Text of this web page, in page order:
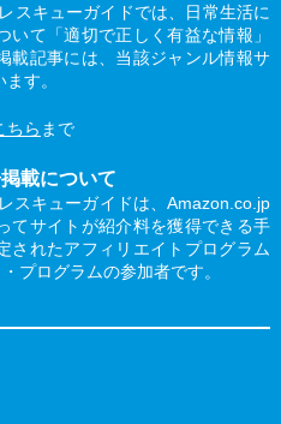
スキューガイドでは、日常生活に
て「適切で正しく有益な情報」
載記事には、当該ジャンル情報サ
す。
ちら まで
載について
スキューガイドは、Amazon.co.jp
てサイトが紹介料を獲得できる手
されたアフィリエイトプログラム
プログラムの参加者です。